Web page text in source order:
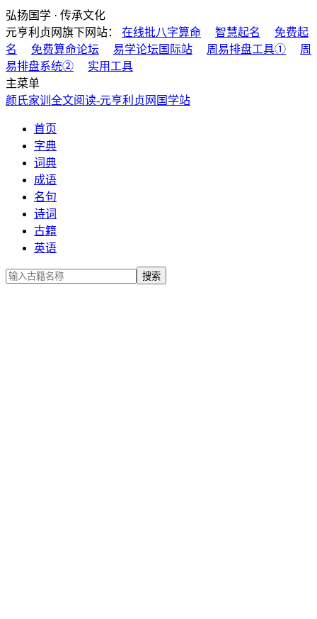
弘扬国学 · 传承文化
元亨利贞网旗下网站： 在线批八字算命 智慧起名
免费起
名
免费算命论坛 易学论坛国际站 周易排盘工具①
周
易排盘系统②
实用工具
主菜单
颜氏家训全文阅读-元亨利贞网国学站
首页
字典
词典
成语
名句
诗词
古籍
英语